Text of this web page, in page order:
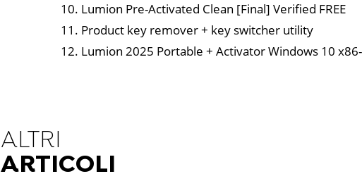
Lumion Pre-Activated Clean [Final] Verified FREE
Product key remover + key switcher utility
Lumion 2025 Portable + Activator Windows 10
ALTRI
ARTICOLI